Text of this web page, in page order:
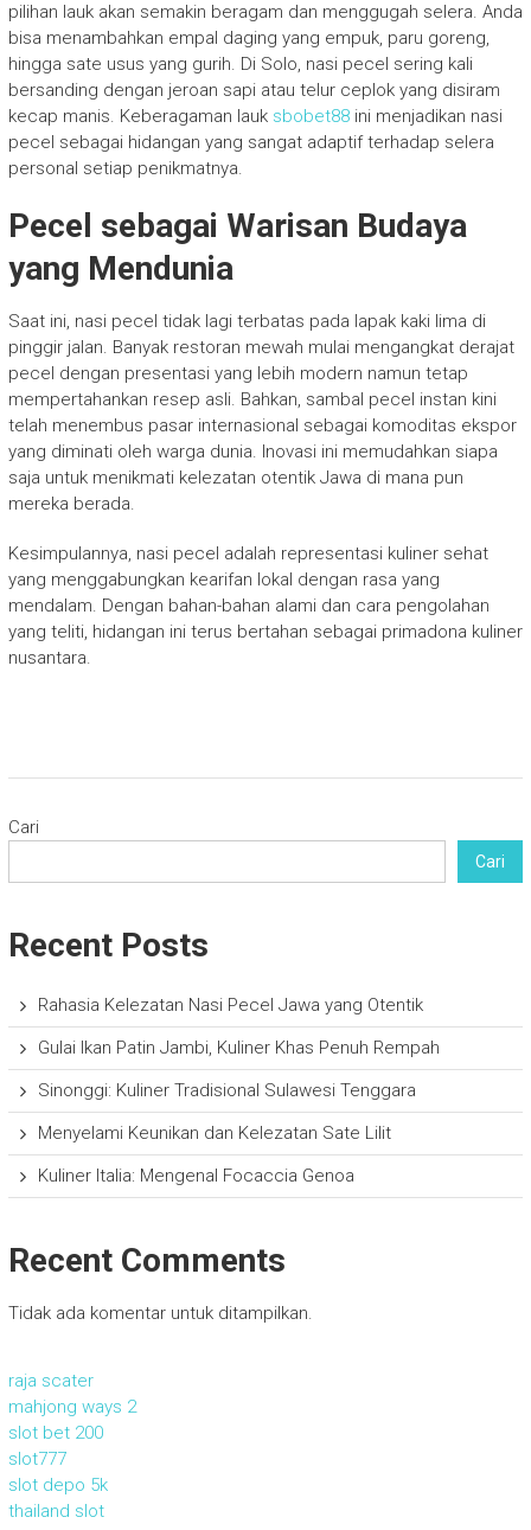
pilihan lauk akan semakin beragam dan menggugah selera. Anda
bisa menambahkan empal daging yang empuk, paru goreng,
hingga sate usus yang gurih. Di Solo, nasi pecel sering kali
bersanding dengan jeroan sapi atau telur ceplok yang disiram
kecap manis. Keberagaman lauk sbobet88ini menjadikan nasi
pecel sebagai hidangan yang sangat adaptif terhadap selera
personal setiap penikmatnya.
Pecel sebagai Warisan Budaya
yang Mendunia
Saat ini, nasi pecel tidak lagi terbatas pada lapak kaki lima di
pinggir jalan. Banyak restoran mewah mulai mengangkat derajat
pecel dengan presentasi yang lebih modern namun tetap
mempertahankan resep asli. Bahkan, sambal pecel instan kini
telah menembus pasar internasional sebagai komoditas ekspor
yang diminati oleh warga dunia. Inovasi ini memudahkan siapa
saja untuk menikmati kelezatan otentik Jawa di mana pun
mereka berada.
Kesimpulannya, nasi pecel adalah representasi kuliner sehat
yang menggabungkan kearifan lokal dengan rasa yang
mendalam. Dengan bahan-bahan alami dan cara pengolahan
yang teliti, hidangan ini terus bertahan sebagai primadona kuliner
nusantara.
Cari
Cari
Recent Posts
Rahasia Kelezatan Nasi Pecel Jawa yang Otentik
Gulai Ikan Patin Jambi, Kuliner Khas Penuh Rempah
Sinonggi: Kuliner Tradisional Sulawesi Tenggara
Menyelami Keunikan dan Kelezatan Sate Lilit
Kuliner Italia: Mengenal Focaccia Genoa
Recent Comments
Tidak ada komentar untuk ditampilkan.
raja scater
mahjong ways 2
slot bet 200
slot777
slot depo 5k
thailand slot